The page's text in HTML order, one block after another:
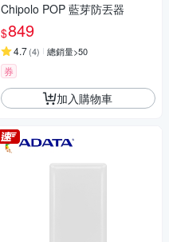
Chipolo POP 藍芽防丟器
$849
4.7(4) 總銷量>50
券
加入購物車